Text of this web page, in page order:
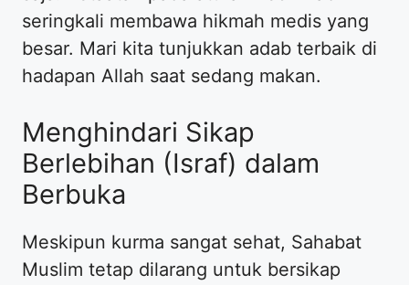
seringkali membawa hikmah medis yang
besar. Mari kita tunjukkan adab terbaik di
hadapan Allah saat sedang makan.
Menghindari Sikap
Berlebihan (Israf) dalam
Berbuka
Meskipun kurma sangat sehat, Sahabat
Muslim tetap dilarang untuk bersikap